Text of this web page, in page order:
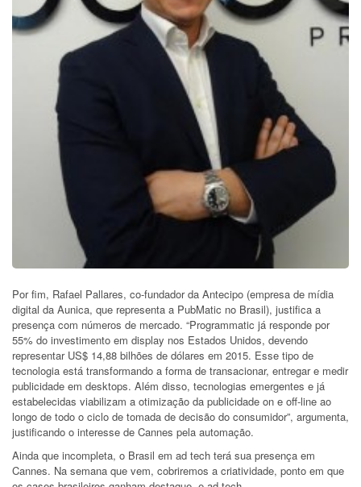
Por fim, Rafael Pallares, co-fundador da Antecipo (empresa de mídia
digital da Aunica, que representa a PubMatic no Brasil), justifica a
presença com números de mercado. “Programmatic já responde por
55% do investimento em display nos Estados Unidos, devendo
representar US$ 14,88 bilhões de dólares em 2015. Esse tipo de
tecnologia está transformando a forma de transacionar, entregar e medir
publicidade em desktops. Além disso, tecnologias emergentes e já
estabelecidas viabilizam a otimização da publicidade on e off-line ao
longo de todo o ciclo de tomada de decisão do consumidor”, argumenta,
justificando o interesse de Cannes pela automação.
Ainda que incompleta, o Brasil em ad tech terá sua presença em
Cannes. Na semana que vem, cobriremos a criatividade, ponto em que